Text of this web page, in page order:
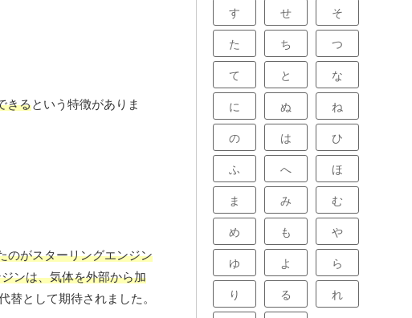
きるという特徴がありま
のがスターリングエンジン
ンは、気体を外部から加
替として期待されました。
す せ そ
た ち つ
て と な
に ぬ ね
の は ひ
ふ へ ほ
ま み む
め も や
ゆ よ ら
り る れ